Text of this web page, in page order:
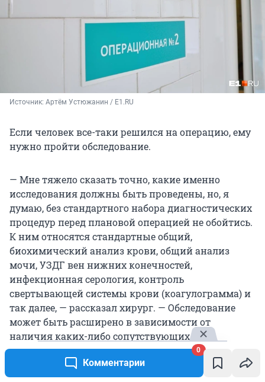
Комментарии
0
Источник: Артём Устюжанин / E1.RU
Если человек все-таки решился на операцию, ему
нужно пройти обследование.
— Мне тяжело сказать точно, какие именно
исследования должны быть проведены, но, я
думаю, без стандартного набора диагностических
процедур перед плановой операцией не обойтись.
К ним относятся стандартные общий,
биохимический анализ крови, общий анализ
мочи, УЗДГ вен нижних конечностей,
инфекционная серология, контроль
свертывающей системы крови (коагулограмма) и
так далее, — рассказал хирург. — Обследование
может быть расширено в зависимости от
наличия каких-либо сопутствующих
заболеваний, к примеру, измерение уровня
гликированного гемоглобина при сахарном
диабете. Хотя наверняка при таком заболевании